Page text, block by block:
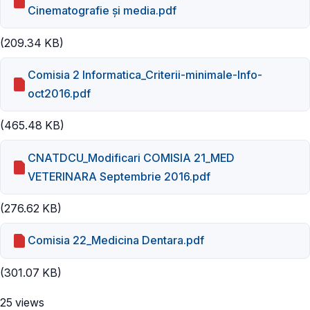
Cinematografie și media.pdf
(209.34 KB)
Comisia 2 Informatica_Criterii-minimale-Info-
oct2016.pdf
(465.48 KB)
CNATDCU_Modificari COMISIA 21_MED
VETERINARA Septembrie 2016.pdf
(276.62 KB)
Comisia 22_Medicina Dentara.pdf
(301.07 KB)
25 views